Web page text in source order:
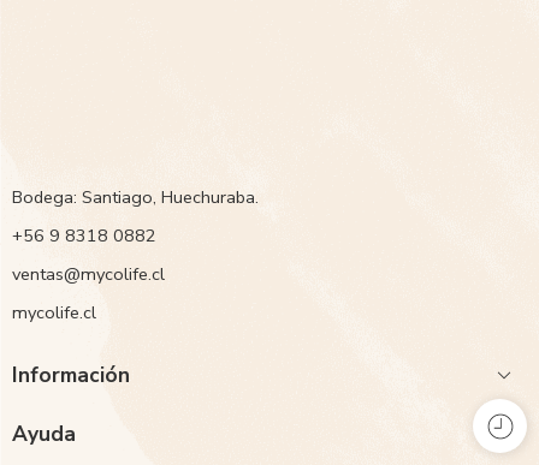
Bodega: Santiago, Huechuraba.
‭+56 9 8318 0882‬
ventas@mycolife.cl
mycolife.cl
Información
Ayuda